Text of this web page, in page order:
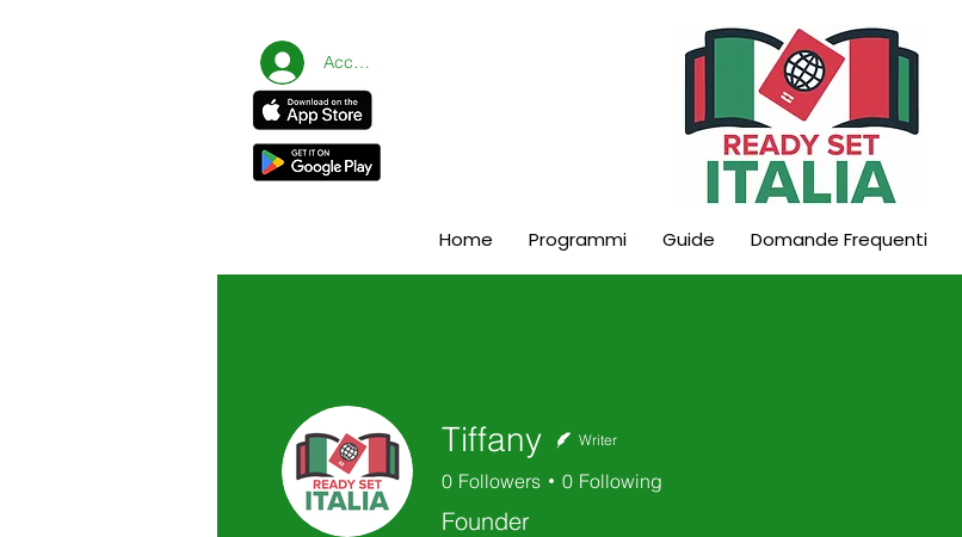
Accedi
Home Programmi Guide Domande Frequenti
Tiffany Writer
0 Followers 0 Following
Founder